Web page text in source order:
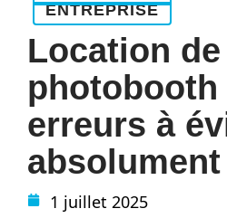
ENTREPRISE
Location de
photobooth
erreurs à
absolument
1 juillet 2025